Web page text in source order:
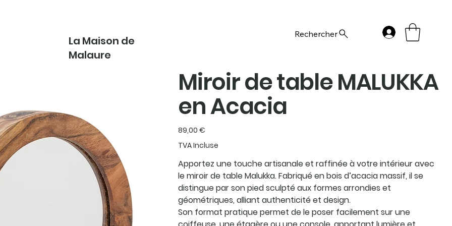
La Maison de
Malaure
Rechercher
Miroir de table MALUKKA
en Acacia
Prix
89,00 €
TVA Incluse
Apportez une touche artisanale et raffinée à votre intérieur avec
le miroir de table Malukka. Fabriqué en bois d’acacia massif, il se
distingue par son pied sculpté aux formes arrondies et
géométriques, alliant authenticité et design.
Son format pratique permet de le poser facilement sur une